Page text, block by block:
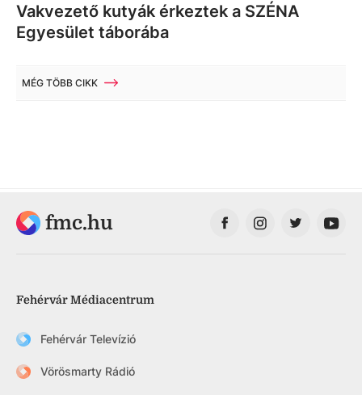
Vakvezető kutyák érkeztek a SZÉNA
Egyesület táborába
MÉG TÖBB CIKK
fmc.hu
Fehérvár Médiacentrum
Fehérvár Televízió
Vörösmarty Rádió